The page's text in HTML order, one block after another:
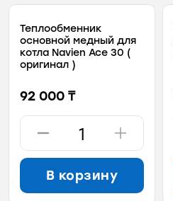
Теплообменник
основной медный для
котла Navien Ace 30 (
оригинал )
92 000 ₸
В корзину